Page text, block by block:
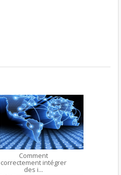
Comment
correctement intégrer
des i...